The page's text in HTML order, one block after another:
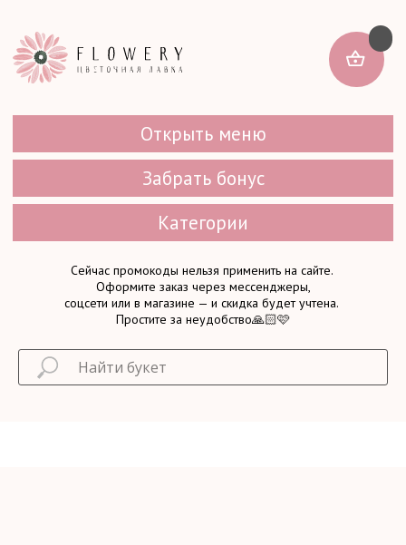
Забрать бонус
Категории
Оформите заказ через мессенджеры,
соцсети или в магазине — и скидка будет учтена.
Простите за неудобство🙏🏻🩷